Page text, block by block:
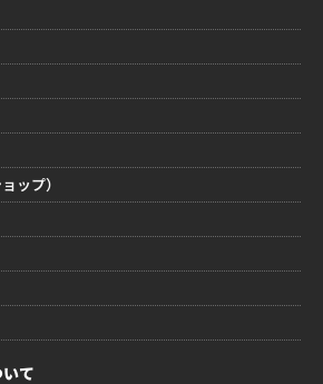
ップ）
て